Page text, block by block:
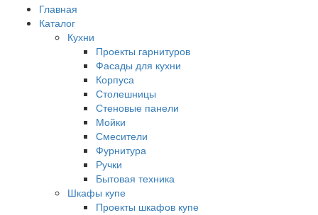
Главная
Каталог
Кухни
Проекты гарнитуров
Фасады для кухни
Корпуса
Столешницы
Стеновые панели
Мойки
Смесители
Фурнитура
Ручки
Бытовая техника
Шкафы купе
Проекты шкафов купе